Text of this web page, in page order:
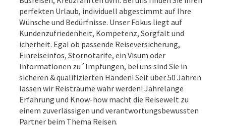
perfekten Urlaub, individuell abgestimmt auf Ihre
Wünsche und Bedürfnisse. Unser Fokus liegt auf
Kundenzufriedenheit, Kompetenz, Sorgfalt und
icherheit. Egal ob passende Reiseversicherung,
Einreiseinfos, Stornotarife, ein Visum oder
Informationen zu´Impfungen, bei uns sind Sie in
sicheren & qualifizierten Händen! Seit über 50 Jahren
lassen wir Reisträume wahr werden! Jahrelange
Erfahrung und Know-how macht die Reisewelt zu
einem zuverlässigen und verantwortungsbewussten
Partner beim Thema Reisen.